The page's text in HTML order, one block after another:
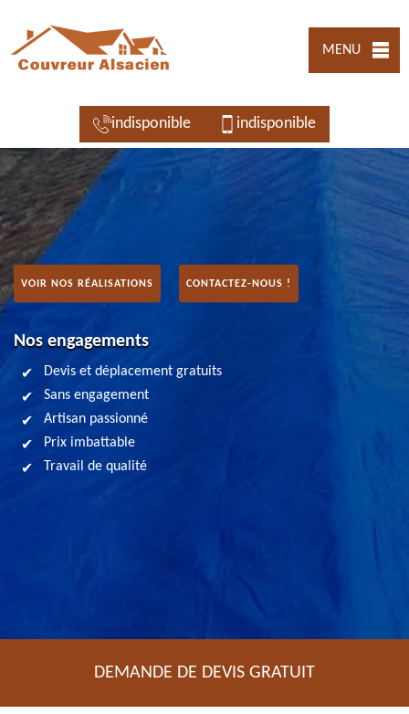
MENU
indisponible indisponible
VOIR NOS RÉALISATIONS CONTACTEZ-NOUS !
Nos engagements
Devis et déplacement gratuits
Sans engagement
Artisan passionné
Prix imbattable
Travail de qualité
DEMANDE DE DEVIS GRATUIT